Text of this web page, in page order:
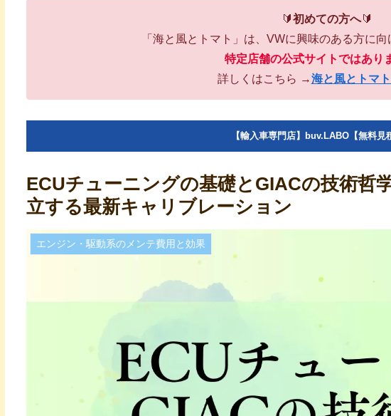
🔰初めての方へ🔰
「海と風とトマト」は、VWに興味のある方に向
特定店舗の公式サイトではあり
詳しくはこちら →海と風とトマ
【輸入車専門店】buv.LABO【無料見
ECUチューニングの基礎とGIACの技術哲
立する最新キャリブレーション
エンジン・駆動系のメンテ費用と効果